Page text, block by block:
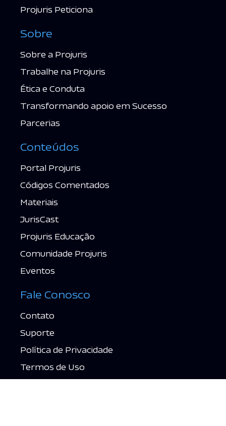
Projuris Peticiona
Sobre
Sobre a Projuris
Trabalhe na Projuris
Ética e Conduta
Transformando apoio em Sucesso
Parcerias
Conteúdos
Portal Projuris
Códigos Comentados
Materiais
JurisCast
Projuris Educação
Comunidade Projuris
Eventos
Fale Conosco
Contato
Suporte
Política de Privacidade
Termos de Uso